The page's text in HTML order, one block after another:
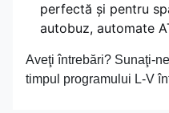
perfectă și pentru
autobuz, automate
Aveţi întrebări? Sunaţi-
timpul programului L-V